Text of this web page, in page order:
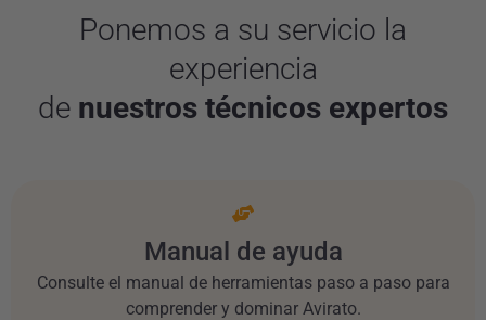
Ponemos a su servicio la
experiencia
de nuestros técnicos expertos
Manual de ayuda
Consulte el manual de herramientas paso a paso para
comprender y dominar Avirato.